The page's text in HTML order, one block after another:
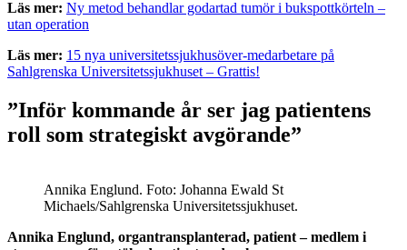
Läs mer: Ny metod behandlar godartad tumör i bukspottkörteln –
utan operation
Läs mer: 15 nya universitetssjukhusöver-medarbetare på
Sahlgrenska Universitetssjukhuset – Grattis!
”Inför kommande år ser jag patientens
roll som strategiskt avgörande”
Annika Englund. Foto: Johanna Ewald St
Michaels/Sahlgrenska Universitetssjukhuset.
Annika Englund, organtransplanterad, patient – medlem i